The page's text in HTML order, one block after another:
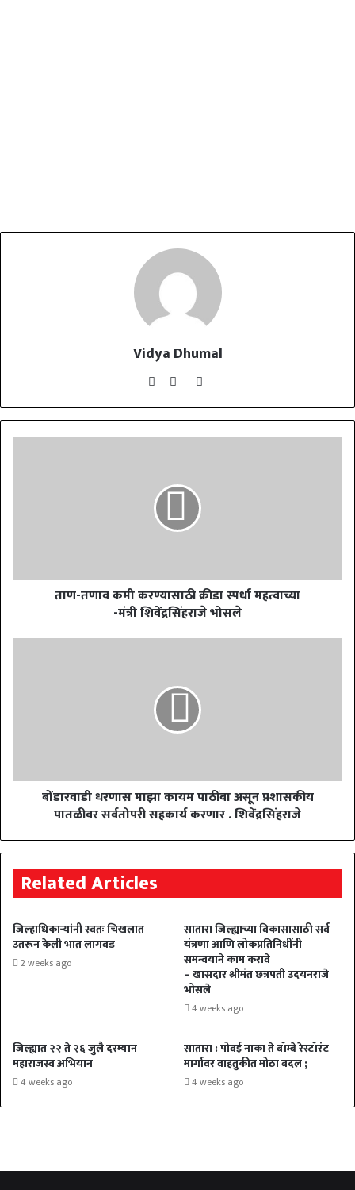
Vidya Dhumal
WebsiteFacebook
YouTube
ताण-तणाव कमी करण्यासाठी क्रीडा स्पर्धा महत्वाच्या
-मंत्री शिवेंद्रसिंहराजे भोसले
बोंडारवाडी धरणास माझा कायम पाठींबा असून प्रशासकीय
पातळीवर सर्वतोपरी सहकार्य करणार . शिवेंद्रसिंहराजे
Related Articles
जिल्हाधिकाऱ्यांनी स्वतः चिखलात
उतरून केली भात लागवड
2 weeks ago
सातारा जिल्ह्याच्या विकासासाठी सर्व
यंत्रणा आणि लोकप्रतिनिधींनी
समन्वयाने काम करावे
– खासदार श्रीमंत छत्रपती उदयनराजे
भोसले
4 weeks ago
जिल्ह्यात २२ ते २६ जुलै दरम्यान
महाराजस्व अभियान
4 weeks ago
सातारा : पोवई नाका ते बॉम्बे रेस्टॉरंट
मार्गावर वाहतुकीत मोठा बदल ;
4 weeks ago